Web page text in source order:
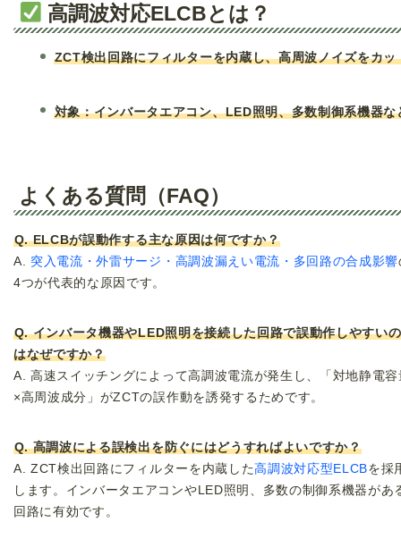
高調波対応ELCBとは？
ZCT検出回路にフィルターを内蔵し、高周波ノイズをカッ
対象：インバータエアコン、LED照明、多数制御系機器な
よくある質問（FAQ）
Q. ELCBが誤動作する主な原因は何ですか？
A. 突入電流・外雷サージ・高調波漏えい電流・多回路の合成影響
4つが代表的な原因です。
Q. インバータ機器やLED照明を接続した回路で誤動作しやすいの
はなぜですか？
A. 高速スイッチングによって高調波電流が発生し、「対地静電容
×高周波成分」がZCTの誤作動を誘発するためです。
Q. 高調波による誤検出を防ぐにはどうすればよいですか？
A. ZCT検出回路にフィルターを内蔵した高調波対応型ELCBを採
します。インバータエアコンやLED照明、多数の制御系機器があ
回路に有効です。